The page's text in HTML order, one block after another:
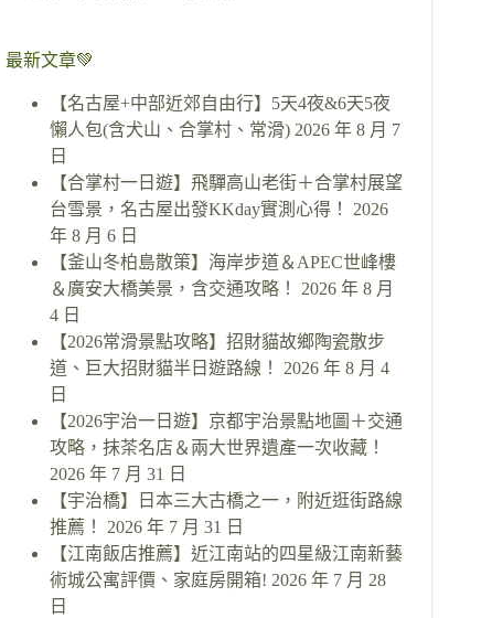
最新文章💚
【名古屋+中部近郊自由行】5天4夜&6天5夜
懶人包(含犬山、合掌村、常滑) 2026 年 8 月 7
日
【合掌村一日遊】飛驒高山老街＋合掌村展望
台雪景，名古屋出發KKday實測心得！
2026
年 8 月 6 日
【釜山冬柏島散策】海岸步道＆APEC世峰樓
＆廣安大橋美景，含交通攻略！
2026 年 8 月
4 日
【2026常滑景點攻略】招財貓故鄉陶瓷散步
道、巨大招財貓半日遊路線！
2026 年 8 月 4
日
【2026宇治一日遊】京都宇治景點地圖＋交通
攻略，抹茶名店＆兩大世界遺產一次收藏！
2026 年 7 月 31 日
【宇治橋】日本三大古橋之一，附近逛街路線
推薦！
2026 年 7 月 31 日
【江南飯店推薦】近江南站的四星級江南新藝
術城公寓評價、家庭房開箱! 2026 年 7 月 28
日